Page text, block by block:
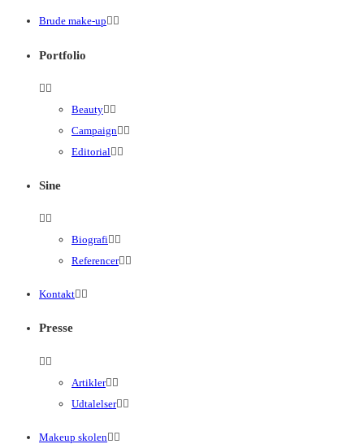
Brude make-up
Portfolio
Beauty
Campaign
Editorial
Sine
Biografi
Referencer
Kontakt
Presse
Artikler
Udtalelser
Makeup skolen